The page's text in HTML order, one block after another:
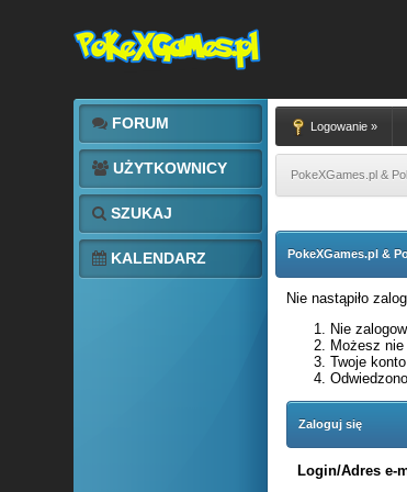
FORUM
UŻYTKOWNICY
SZUKAJ
KALENDARZ
Logowanie »
PokeXGames.pl &
PokeXGames.pl &
Nie nastąpiło
Nie
Możesz
Twoje
Zaloguj się
Login/Adres e-